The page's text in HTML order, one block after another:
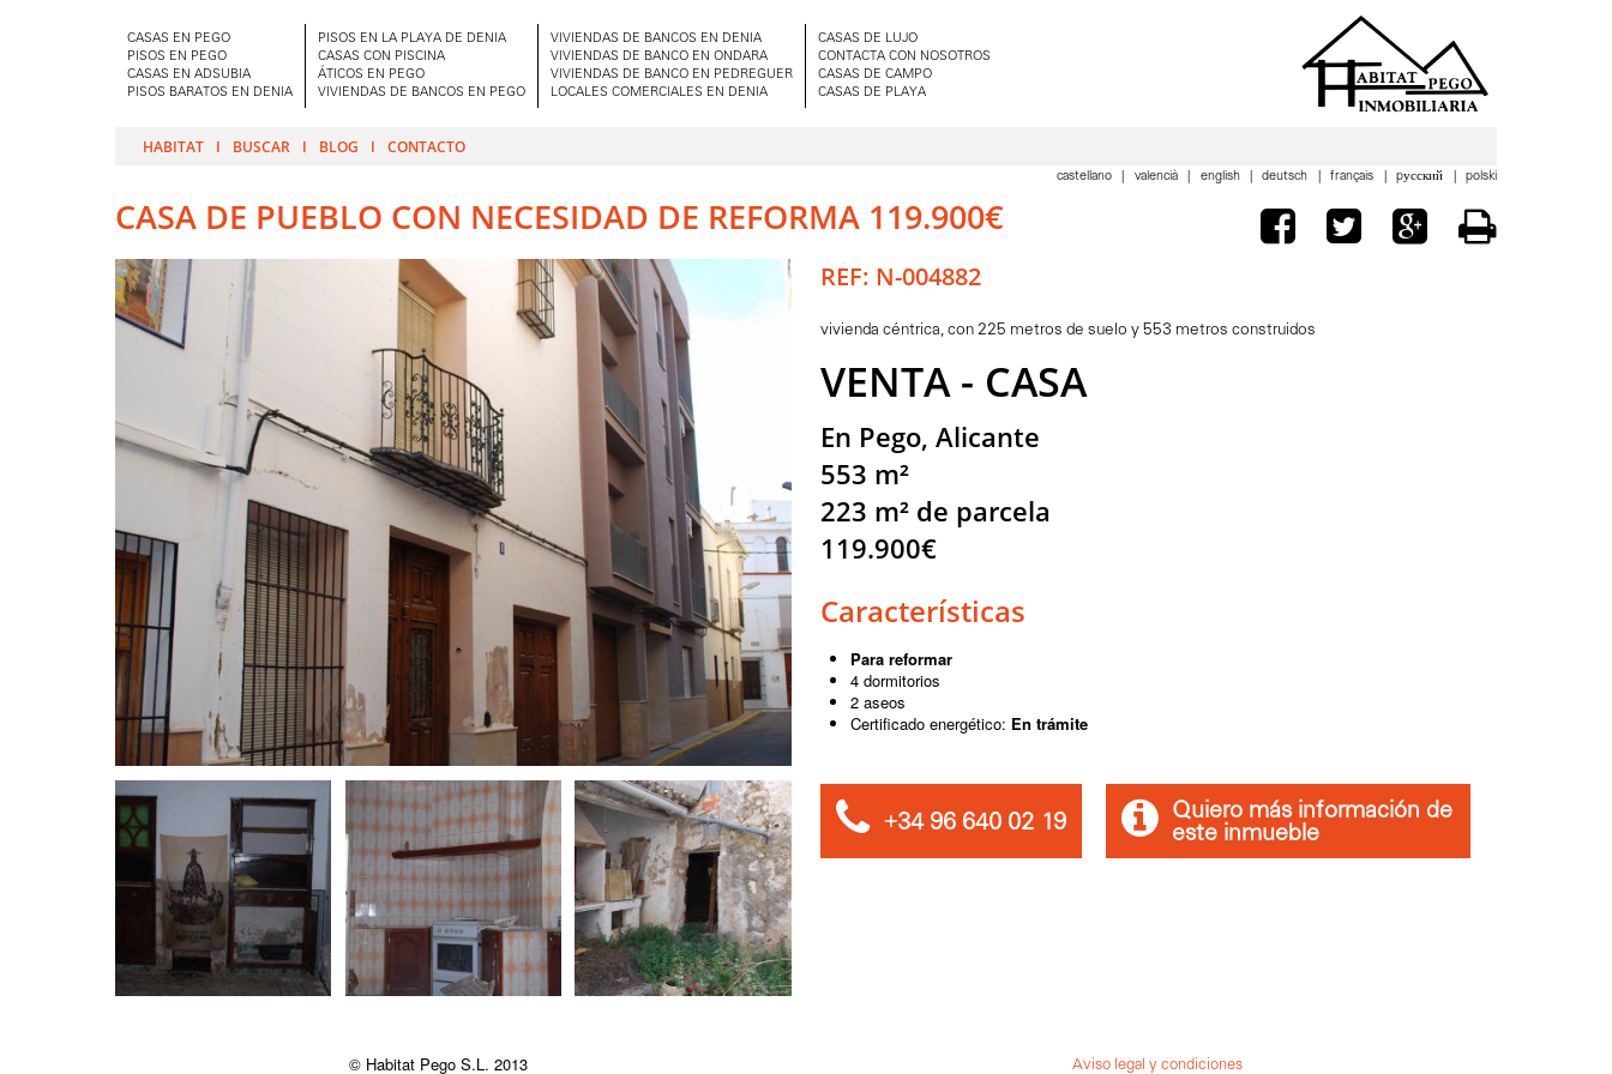
CASAS EN PEGO
PISOS EN PEGO
CASAS EN ADSUBIA
PISOS BARATOS EN DENIA
PISOS EN LA PLAYA DE DENIA
CASAS CON PISCINA
ÁTICOS EN PEGO
VIVIENDAS DE BANCOS EN PEGO
VIVIENDAS DE BANCOS EN DENIA
VIVIENDAS DE BANCO EN ONDARA
VIVIENDAS DE BANCO EN PEDREGUER
LOCALES COMERCIALES EN DENIA
CASAS DE LUJO
CONTACTA CON NOSOTROS
CASAS DE CAMPO
CASAS DE PLAYA
HABITAT BUSCAR BLOG CONTACTO
castellano valencià english deutsch français pусский polski
CASA DE PUEBLO CON NECESIDAD DE REFORMA 119.900€
REF: N-004882
vivienda céntrica, con 225 metros de suelo y 553 metros construidos
VENTA - CASA
En Pego, Alicante
553 m²
223 m² de parcela
119.900€
Características
Para reformar
4 dormitorios
2 aseos
Certificado energético: En trámite
+34 96 640 02 19 Quiero más información de
este inmueble
© Habitat Pego S.L. 2013 Aviso legal y condiciones